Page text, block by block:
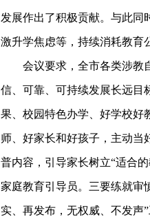
发展作出了积极贡献。与此同
激升学焦虑等，持续消耗教育
会议要求，全市各类涉教自
信、可靠、可持续发展长远目
果、校园特色办学、好学校好
师、好家长和好孩子，主动当
普内容，引导家长树立“适合
家庭教育引导员。三要练就审
实、再发布，无权威、不发声